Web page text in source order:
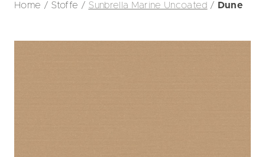
Home / Stoffe / Sunbrella Marine Uncoated / Dune